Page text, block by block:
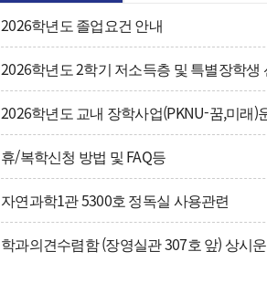
2026학년도 졸업요건 안내
2026학년도 2학기 저소득층 및 특별장학생
2026학년도 교내 장학사업(PKNU-꿈,미래)
휴/복학신청 방법 및 FAQ등
자연과학1관 5300호 정독실 사용관련
학과의견수렴함 (장영실관 307호 앞) 상시